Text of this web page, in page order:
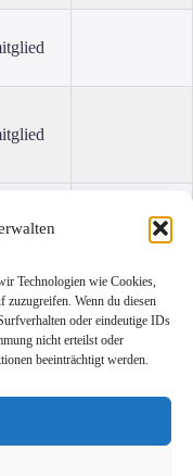
Technologien wie Cookies,
zuzugreifen. Wenn du diesen
oder eindeutige IDs
nicht erteilst oder
beeinträchtigt werden.